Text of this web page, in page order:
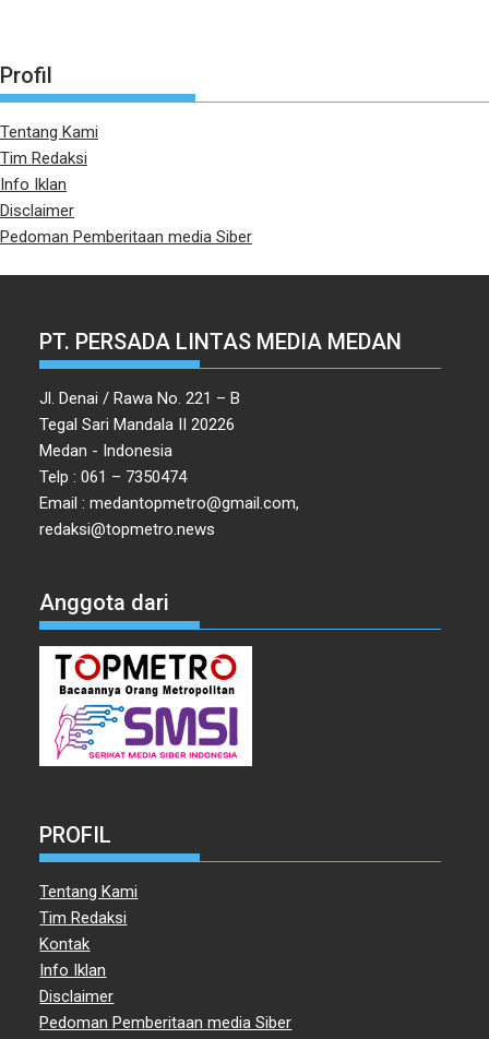
Profil
Tentang Kami
Tim Redaksi
Info Iklan
Disclaimer
Pedoman Pemberitaan media Siber
PT. PERSADA LINTAS MEDIA MEDAN
Jl. Denai / Rawa No. 221 – B
Tegal Sari Mandala II 20226
Medan - Indonesia
Telp : 061 – 7350474
Email : medantopmetro@gmail.com,
redaksi@topmetro.news
Anggota dari
PROFIL
Tentang Kami
Tim Redaksi
Kontak
Info Iklan
Disclaimer
Pedoman Pemberitaan media Siber